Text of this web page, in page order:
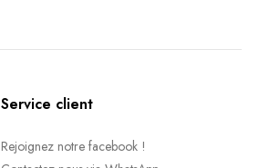
Service client
Rejoignez notre facebook !